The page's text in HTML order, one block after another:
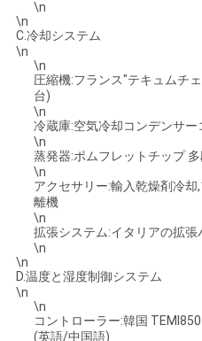
\n
\n
C.冷却システム
\n
\n
圧縮機:フランス"テキュムチ
台)
\n
冷蔵庫:空気冷却コンデンサー
\n
蒸発器:ポムフレットチップ
\n
アクセサリー:輸入乾燥剤冷
離機
\n
拡張システム:イタリアの拡張
\n
\n
D.温度と湿度制御システム
\n
\n
コントローラー:韓国
(英語/中国語)